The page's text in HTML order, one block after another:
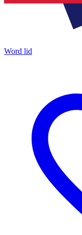
Word lid